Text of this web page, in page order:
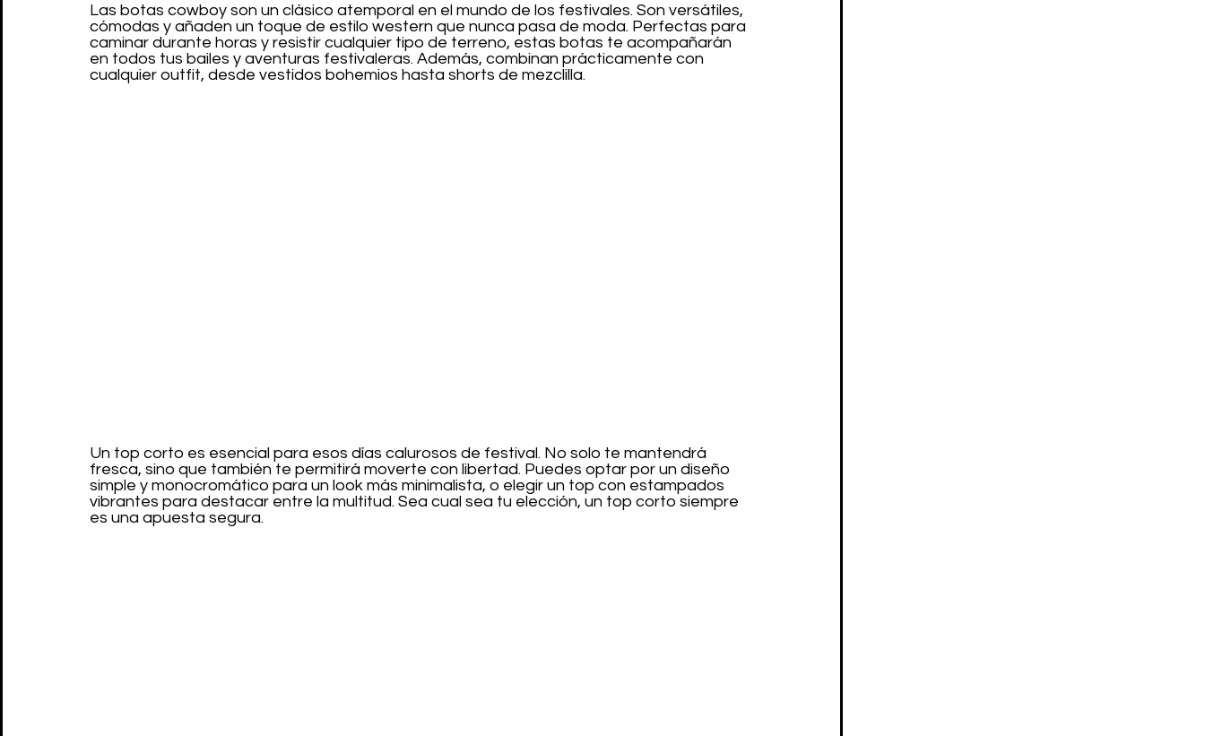
Las botas cowboy son un clásico atemporal en el mundo de los festivales. Son versátiles,
cómodas y añaden un toque de estilo western que nunca pasa de moda. Perfectas para
caminar durante horas y resistir cualquier tipo de terreno, estas botas te acompañarán
en todos tus bailes y aventuras festivaleras. Además, combinan prácticamente con
cualquier outfit, desde vestidos bohemios hasta shorts de mezclilla.
Un top corto es esencial para esos días calurosos de festival. No solo te mantendrá
fresca, sino que también te permitirá moverte con libertad. Puedes optar por un diseño
simple y monocromático para un look más minimalista, o elegir un top con estampados
vibrantes para destacar entre la multitud. Sea cual sea tu elección, un top corto siempre
es una apuesta segura.